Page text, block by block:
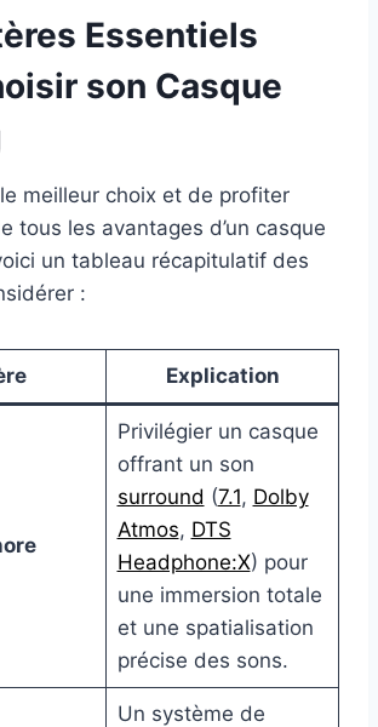
Essentiels
son Casque
meilleur choix et de profiter
tous les avantages d’un casque
un tableau récapitulatif des
:
Explication
Privilégier un casque
offrant un son
surround (7.1, Dolby
Atmos, DTS
Headphone:X) pour
une immersion totale
et une spatialisation
précise des sons.
Un système de